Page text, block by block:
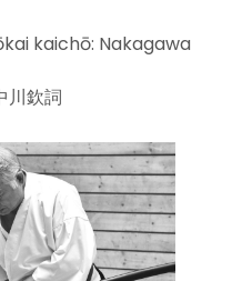
kaichō: Nakagawa
川欽詞